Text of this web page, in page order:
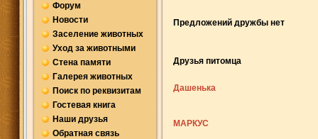
Форум
Новости
Заселение животных
Уход за животными
Стена памяти
Галерея животных
Поиск по реквизитам
Гостевая книга
Наши друзья
Обратная связь
Предложений дружбы нет
Друзья питомца
Дашенька
МАРКУС